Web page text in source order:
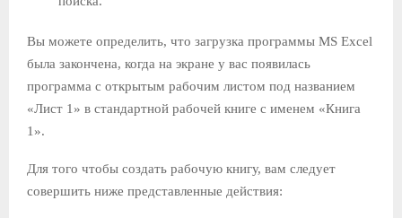
Вы можете определить, что загрузка программы MS Excel
была закончена, когда на экране у вас появилась
программа с открытым рабочим листом под названием
«Лист 1» в стандартной рабочей книге с именем «Книга
1».
Для того чтобы создать рабочую книгу, вам следует
совершить ниже представленные действия: